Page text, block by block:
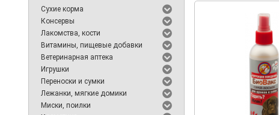
Сухие корма
Консервы
Лакомства, кости
Витамины, пищевые добавки
Ветеринарная аптека
Игрушки
Переноски и сумки
Лежанки, мягкие домики
Миски, поилки